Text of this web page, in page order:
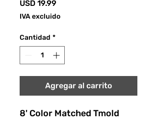
USD 19.99Precio
IVA excluido
Cantidad *
Agregar al carrito
8' Color Matched Tmold